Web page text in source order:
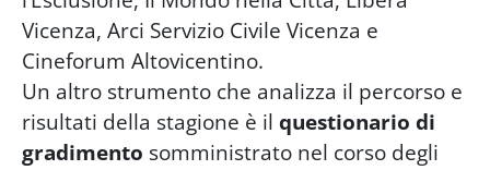
Vicenza, Arci Servizio Civile Vicenza e
Cineforum Altovicentino.
Un altro strumento che analizza il percorso e
risultati della stagione è il questionario di
gradimento somministrato nel corso degli